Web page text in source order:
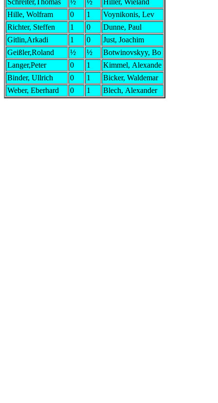
Hille, Wolfram
0 1
Voynikonis, Lev
Richter, Steffen
1 0
Dunne, Paul
Gitlin,Arkadi
1 0
Just, Joachim
Geißler,Roland
½ ½
Botwinovskyy, Bo
Langer,Peter
0 1
Kimmel, Alexande
Binder, Ullrich
0 1
Bicker, Waldemar
Weber, Eberhard
0 1 Blech, Alexander